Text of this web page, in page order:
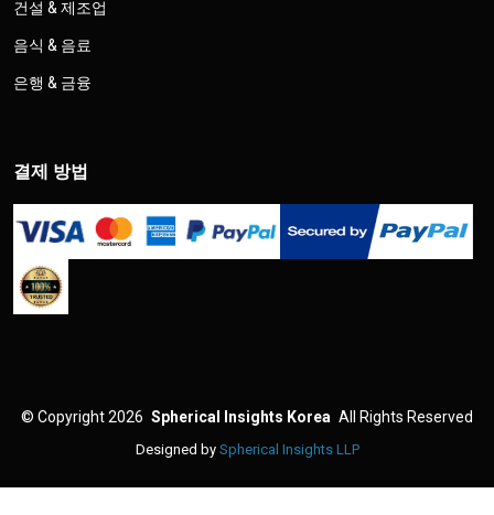
건설 & 제조업
음식 & 음료
은행 & 금융
결제 방법
© Copyright 2026 Spherical Insights Korea All Rights Reserved
Designed by Spherical Insights LLP